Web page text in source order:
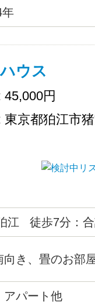
ウス
45,000円
東京都狛江市
江 徒歩7分：
向き、畳のお部
アパート他